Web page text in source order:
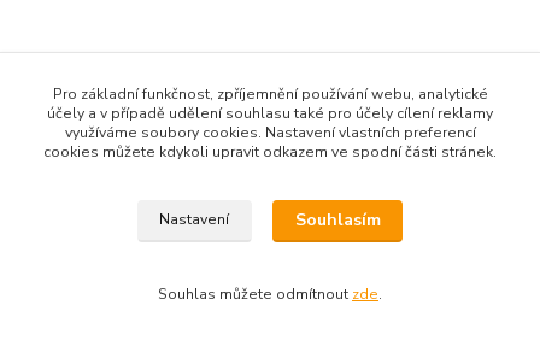
Pro základní funkčnost, zpříjemnění používání webu, analytické
účely a v případě udělení souhlasu také pro účely cílení reklamy
využíváme soubory cookies. Nastavení vlastních preferencí
cookies můžete kdykoli upravit odkazem ve spodní části stránek.
Nastavení Souhlasím
Souhlas můžete odmítnout zde.